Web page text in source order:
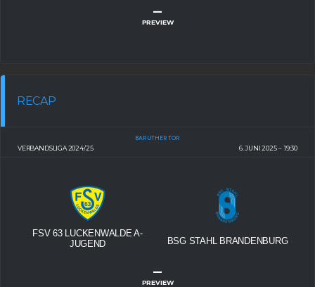
–
PREVIEW
RECAP
VERBANDSLIGA 2024/25
BARUTHER TOR
6. JUNI 2025 19:30
FSV 63 LUCKENWALDE A-
JUGEND
BSG STAHL BRANDENBURG
–
PREVIEW